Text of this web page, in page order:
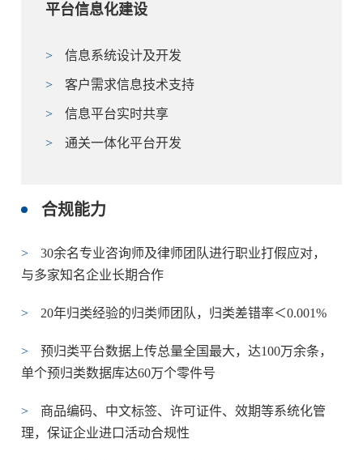
平台信息化建设
> 信息系统设计及开发
> 客户需求信息技术支持
> 信息平台实时共享
> 通关一体化平台开发
合规能力
>
30余名专业咨询师及律师团队进行职业打假应对，
与多家知名企业长期合作
> 20年归类经验的归类师团队，归类差错率＜0.001%
>
预归类平台数据上传总量全国最大，达100万余条，
单个预归类数据库达60万个零件号
>
商品编码、中文标签、许可证件、效期等系统化管
理，保证企业进口活动合规性